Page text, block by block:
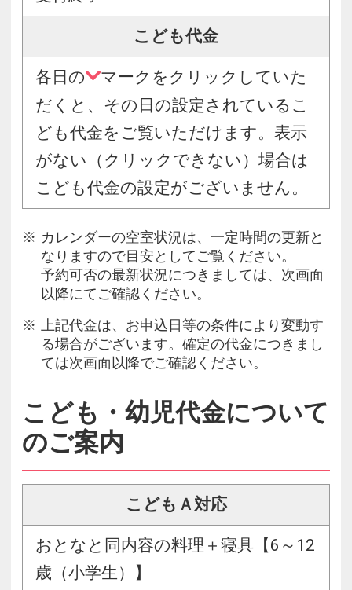
こども代金
各日の
マークをクリックしていた
だくと、その日の設定されているこ
ども代金をご覧いただけます。表示
がない（クリックできない）場合は
こども代金の設定がございません。
カレンダーの空室状況は、一定時間の更新と
なりますので目安としてご覧ください。
予約可否の最新状況につきましては、次画面
以降にてご確認ください。
上記代金は、お申込日等の条件により変動す
る場合がございます。確定の代金につきまし
ては次画面以降でご確認ください。
こども・幼児代金について
のご案内
こどもＡ対応
おとなと同内容の料理＋寝具【6～12
歳（小学生）】